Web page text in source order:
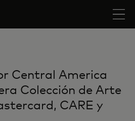
Central America
Colección de Arte
CARE y